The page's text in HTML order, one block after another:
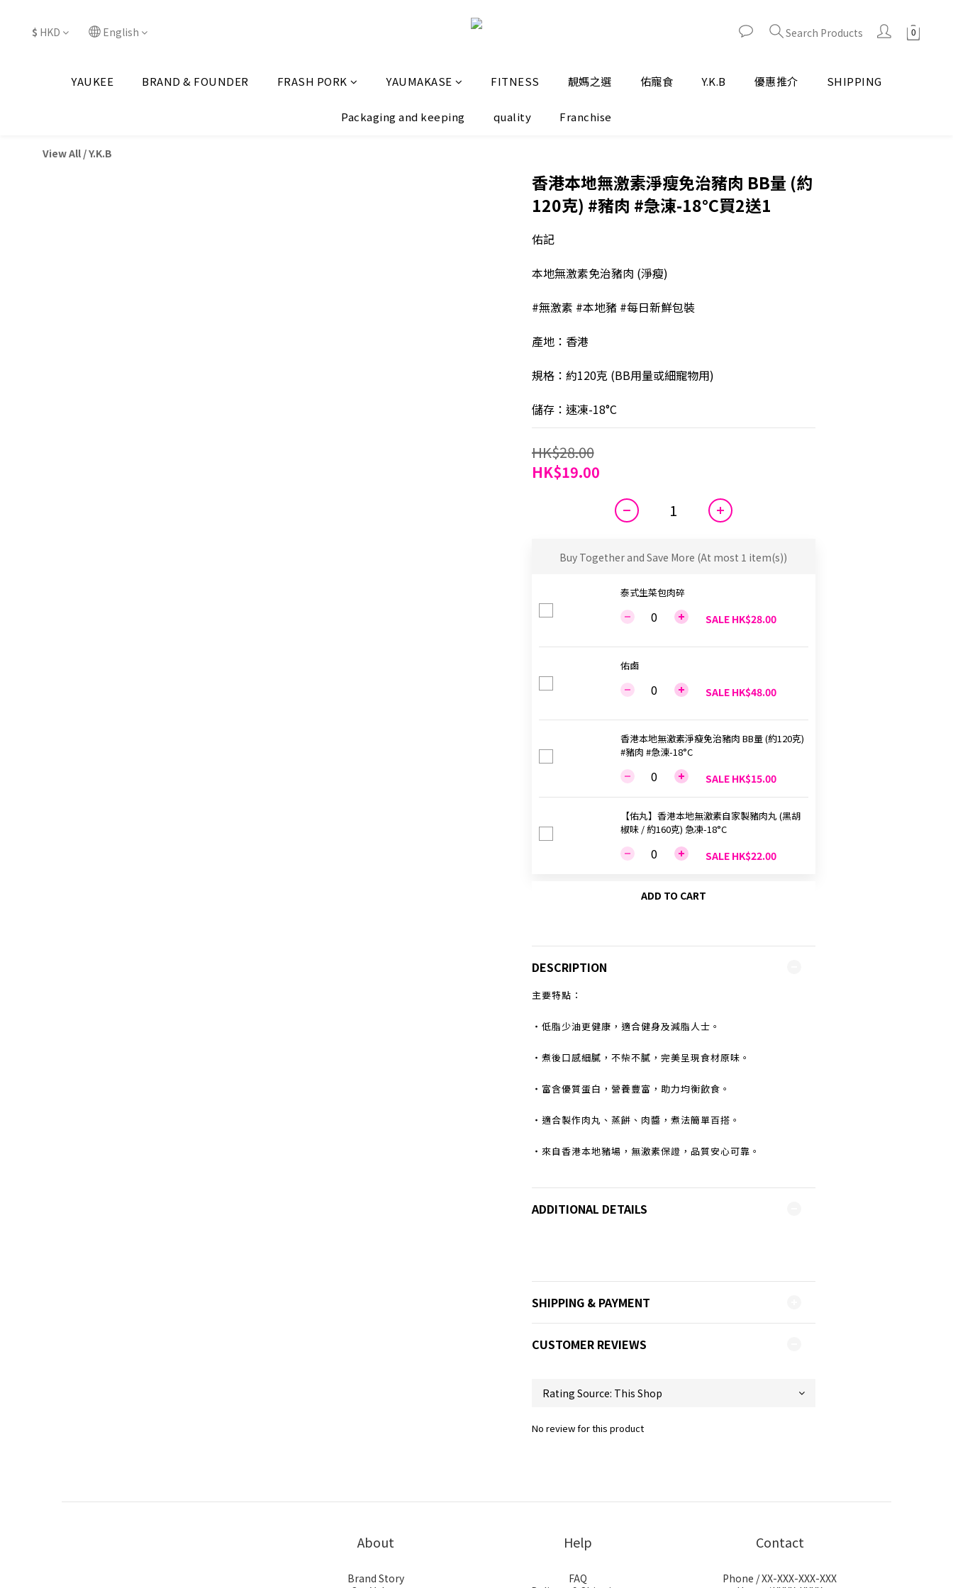
$ HKD English Search Products
YAUKEE BRAND & FOUNDER FRASH PORK YAUMAKASE FITNESS 靚媽之選 佑寵食 Y.K.B 優惠推介 SHIPPING
Packaging and keeping quality Franchise
View All /Y.K.B
香港本地無激素淨瘦免治豬肉 BB量 (約
120克) #豬肉 #急涷-18°C買2送1
佑記
本地無激素免治豬肉 (淨瘦)
#無激素 #本地豬 #每日新鮮包裝
產地：香港
規格：約120克 (BB用量或細寵物用)
儲存：速凍-18°C
HK$28.00
HK$19.00
Buy Together and Save More (At most 1 item(s))
泰式生菜包肉碎
SALE HK$28.00
佑鹵
SALE HK$48.00
香港本地無激素淨瘦免治豬肉 BB量 (約120克)
#豬肉 #急涷-18°C
SALE HK$15.00
【佑丸】香港本地無激素自家製豬肉丸 (黑胡
椒味 / 約160克) 急凍-18°C
SALE HK$22.00
ADD TO CART
DESCRIPTION
主要特點：
・低脂少油更健康，適合健身及減脂人士。
・煮後口感細膩，不柴不膩，完美呈現食材原味。
・富含優質蛋白，營養豐富，助力均衡飲食。
・適合製作肉丸、蒸餅、肉醬，煮法簡單百搭。
・來自香港本地豬場，無激素保證，品質安心可靠。
ADDITIONAL DETAILS
SHIPPING & PAYMENT
CUSTOMER REVIEWS
No review for this product
About
Brand Story
Help
FAQ
Contact
Phone / XX-XXX-XXX-XXX